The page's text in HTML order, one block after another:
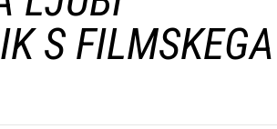
S FILMSKEGA